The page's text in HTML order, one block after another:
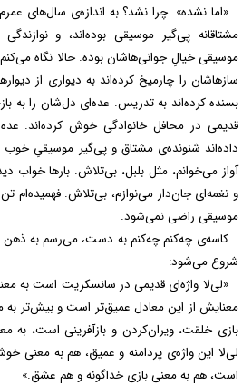
«اما نشده». چرا نشد؟ به اندازه‌ی سال‌های
مشتاقانه پی‌گیر موسیقی بوده‌اند، و
موسیقی خیالِ جوانی‌هاشان بوده. حالا نگاه
سازهاشان را چارمیخ کرده‌اند به دیواری از
بسنده کرده‌اند به تدریس. عده‌ای دل‌شان را به
قدیمی در محافل خانوادگی خوش کرده‌اند.
داده‌اند شنونده‌ی مشتاق و پی‌گیر موسیقیِ خوب
آواز می‌خوانم، مثل بلبل، بی‌تلاش. بارها
و نغمه‌ای جان‌دار می‌نوازم، بی‌تلاش.
موسیقی راضی نمی‌شود.
کاسه‌ی چه‌کنم چه‌کنم به دست، می‌رسم به ذهن
شروع می‌شود:
«لی‌لا واژه‌ای قدیمی در سانسکریت است به
معنایش از این معادل عمیق‌تر است و بیش‌تر
بازی خلقت، ویران‌کردن و بازآفرینی است،
لی‌لا این واژه‌ی پردامنه و عمیق، هم به معنی
است، هم به معنی بازی خداگونه و هم عشق.»